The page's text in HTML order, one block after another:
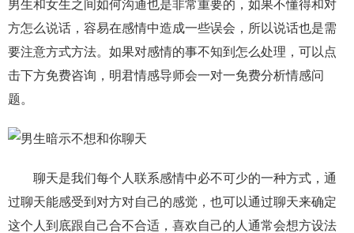
男生和女生之间如何沟通也是非常重要的，如果不懂得和对
方怎么说话，容易在感情中造成一些误会，所以说话也是需
要注意方式方法。如果对感情的事不知到怎么处理，可以点
击下方免费咨询，明君情感导师会一对一免费分析情感问
题。
聊天是我们每个人联系感情中必不可少的一种方式，通
过聊天能感受到对方对自己的感觉，也可以通过聊天来确定
这个人到底跟自己合不合适，喜欢自己的人通常会想方设法